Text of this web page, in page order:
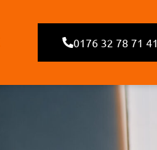
0176 32 78 71 41